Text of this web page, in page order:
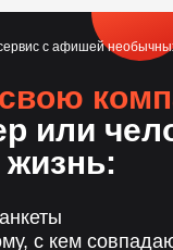
с афишей
или
с кем